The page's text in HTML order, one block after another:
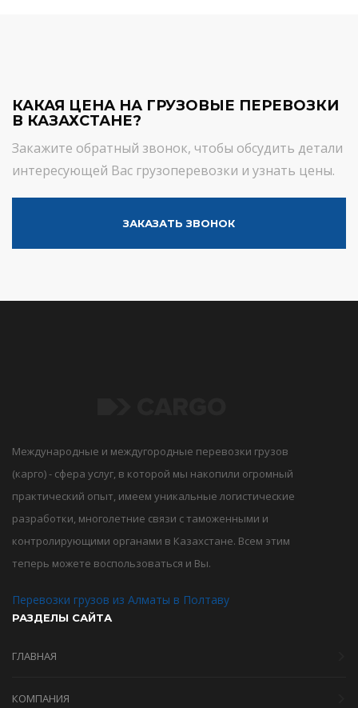
КАКАЯ ЦЕНА НА ГРУЗОВЫЕ ПЕРЕВОЗКИ
В КАЗАХСТАНЕ?
Закажите обратный звонок, чтобы обсудить детали
интересующей Вас грузоперевозки и узнать цены.
ЗАКАЗАТЬ ЗВОНОК
Международные и междугородные перевозки грузов
(карго) - сфера услуг, в которой мы накопили огромный
практический опыт, имеем уникальные логистические
разработки, многолетние связи с таможенными и
контролирующими органами в Казахстане. Всем этим
теперь можете воспользоваться и Вы.
Перевозки грузов из Алматы в Полтаву
РАЗДЕЛЫ САЙТА
ГЛАВНАЯ
КОМПАНИЯ